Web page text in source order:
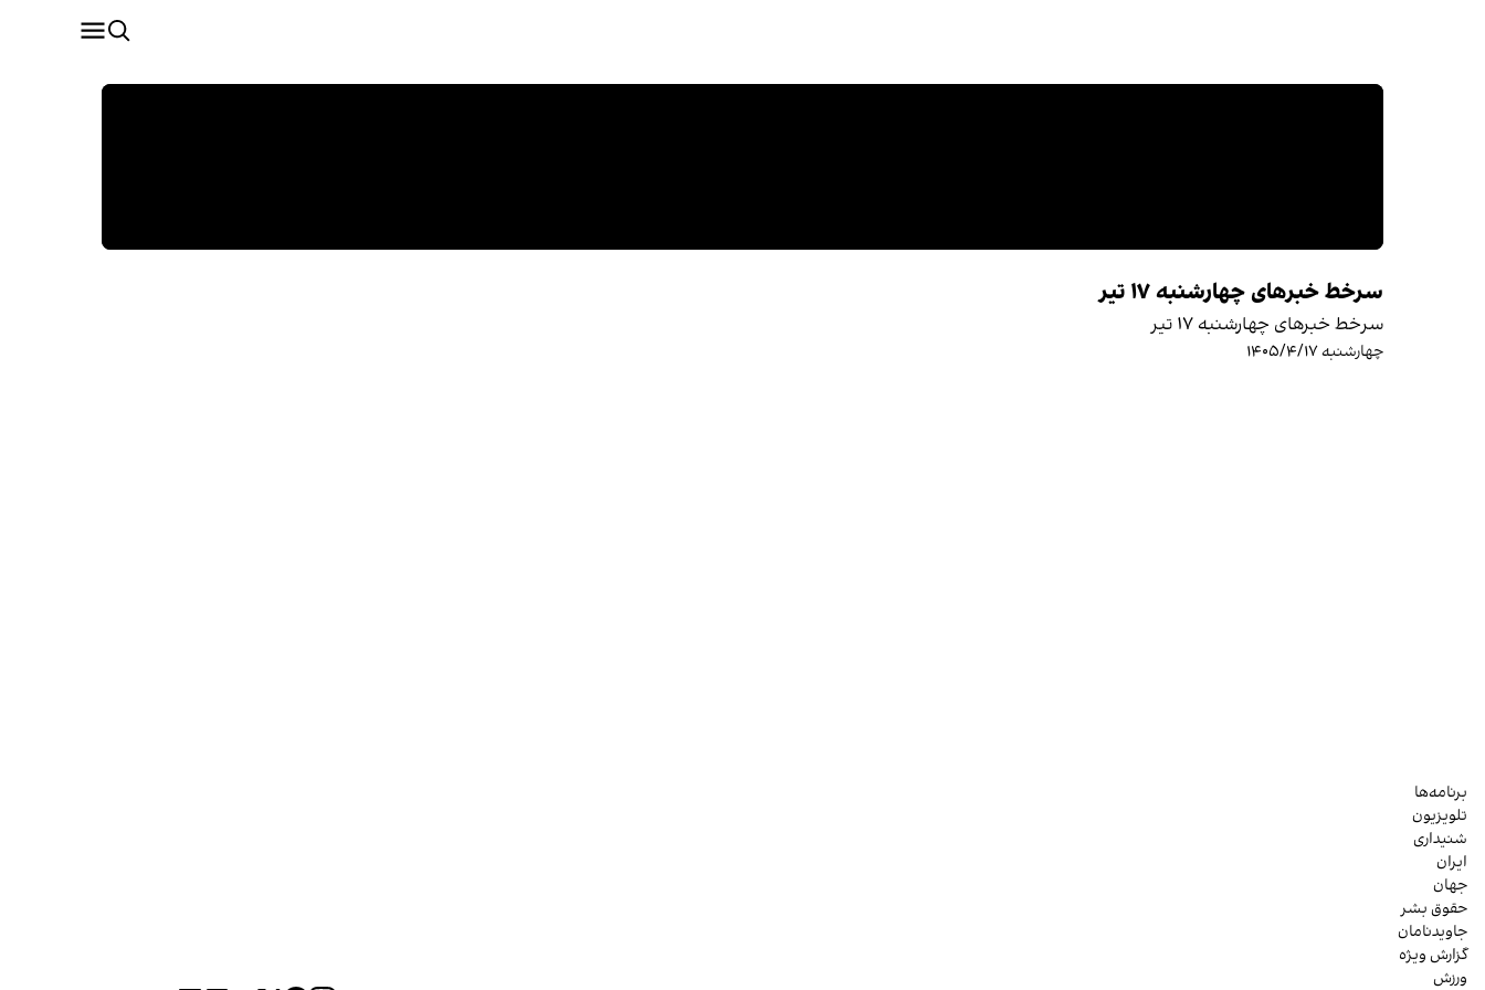
سرخط خبرهای چهارشنبه ۱۷ تیر
سرخط خبرهای چهارشنبه ۱۷ تیر
چهارشنبه ۱۴۰۵/۴/۱۷
برنامه‌ها
تلویزیون
شنیداری
ایران
جهان
حقوق بشر
جاویدنامان
گزارش ویژه
ورزش